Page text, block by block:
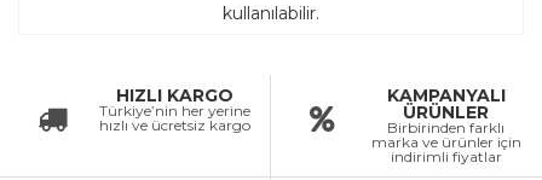
kullanılabilir.
HIZLI KARGO
Türkiye’nin her yerine
hızlı ve ücretsiz kargo
KAMPANYALI
ÜRÜNLER
Birbirinden farklı
marka ve ürünler için
indirimli fiyatlar